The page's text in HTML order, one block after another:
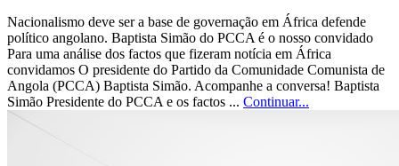
Nacionalismo deve ser a base de governação em África defende
político angolano. Baptista Simão do PCCA é o nosso convidado
Para uma análise dos factos que fizeram notícia em África
convidamos O presidente do Partido da Comunidade Comunista de
Angola (PCCA) Baptista Simão. Acompanhe a conversa! Baptista
Simão Presidente do PCCA e os factos ... Continuar...